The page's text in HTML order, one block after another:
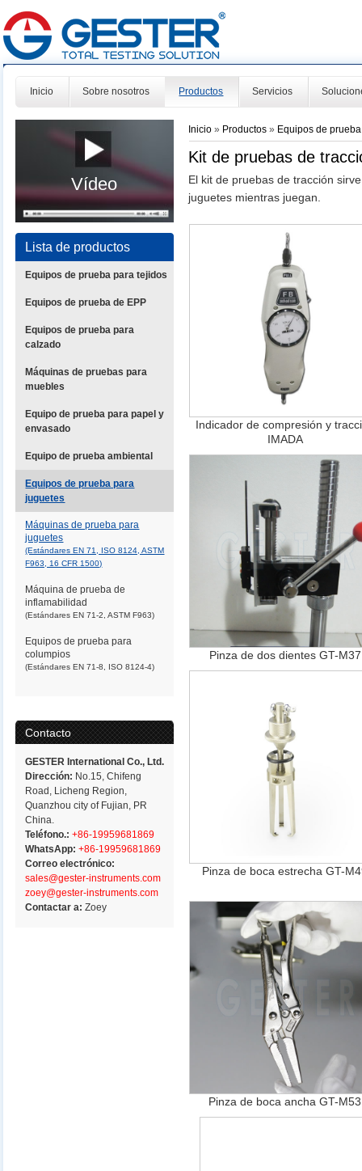
Inicio Sobre nosotros Productos Servicios
Vídeo
Lista de productos
Equipos de prueba para tejidos
Equipos de prueba de EPP
Equipos de prueba para
calzado
Máquinas de pruebas para
muebles
Equipo de prueba para papel y
envasado
Equipo de prueba ambiental
Equipos de prueba para
juguetes
Máquinas de prueba para
juguetes
(Estándares EN 71, ISO 8124, ASTM
F963, 16 CFR 1500)
Máquina de prueba de
inflamabilidad
(Estándares EN 71-2, ASTM F963)
Equipos de prueba para
columpios
(Estándares EN 71-8, ISO 8124-4)
Contacto
GESTER International Co., Ltd.
Dirección: No.15, Chifeng
Road, Licheng Region,
Quanzhou city of Fujian, PR
China.
Teléfono.: +86-19959681869
WhatsApp: +86-19959681869
Correo electrónico:
sales@gester-instruments.com
zoey@gester-instruments.com
Contactar a:Zoey
Inicio » Productos» Equipos de
Kit de pruebas de
El kit de pruebas de tracción
juguetes mientras juegan.
Indicador de compresión y
IMADA
Pinza de dos dientes GT-M37
Pinza de boca estrecha GT-
Pinza de boca ancha GT-M53